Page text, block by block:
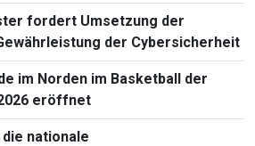
fordert Umsetzung der
der Cybersicherheit
im Norden im Basketball der
eröffnet
nationale